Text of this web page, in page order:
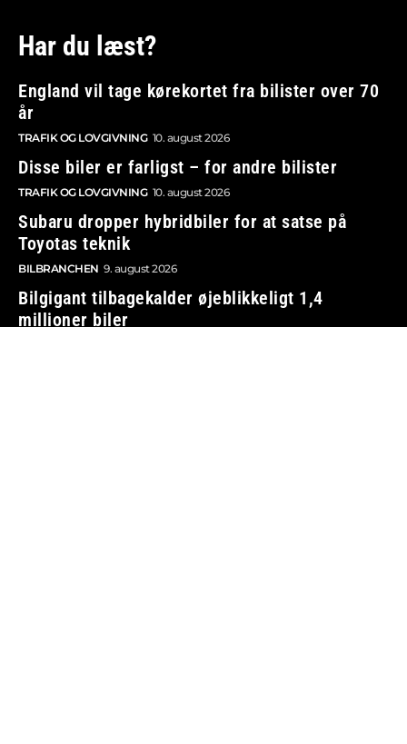
Har du læst?
England vil tage kørekortet fra bilister over 70
år
TRAFIK OG LOVGIVNING 10. august 2026
Disse biler er farligst – for andre bilister
TRAFIK OG LOVGIVNING 10. august 2026
Subaru dropper hybridbiler for at satse på
Toyotas teknik
BILBRANCHEN 9. august 2026
Bilgigant tilbagekalder øjeblikkeligt 1,4
millioner biler